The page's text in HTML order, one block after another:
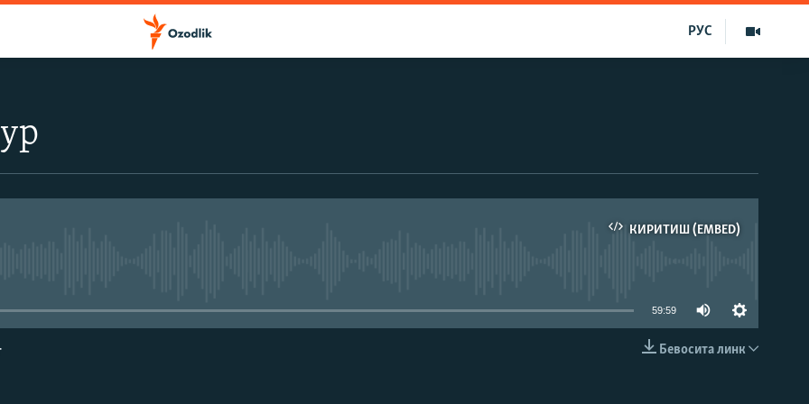
РУС
КИРИТИШ (EMBED)
59:59
Бевосита линк